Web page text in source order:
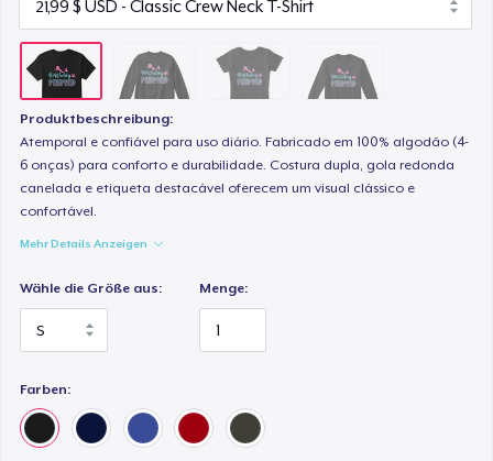
Produktbeschreibung:
Atemporal e confiável para uso diário. Fabricado em 100% algodão (4-
6 onças) para conforto e durabilidade. Costura dupla, gola redonda
canelada e etiqueta destacável oferecem um visual clássico e
confortável.
Mehr Details Anzeigen
Wähle die Größe aus: Menge:
Farben: